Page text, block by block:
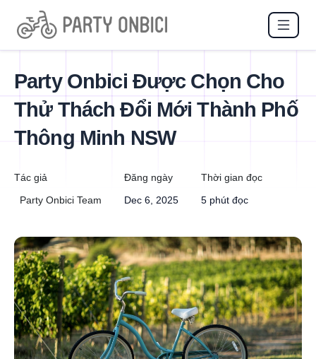
Party Onbici Được Chọn Cho
Thử Thách Đổi Mới Thành Phố
Thông Minh NSW
Tác giả
Party Onbici Team
Đăng ngày
Dec 6, 2025
Thời gian đọc
5 phút đọc